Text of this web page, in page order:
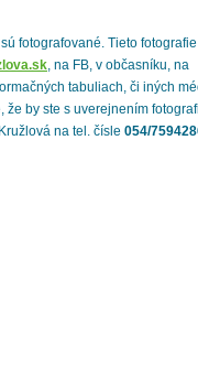
fotografované. Tieto
, na FB, v občasníku, na
tabuliach, či iných
že by ste s uverejnením
na tel. čísle 054/